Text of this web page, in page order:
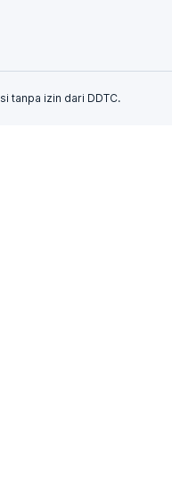
tanpa izin dari DDTC.